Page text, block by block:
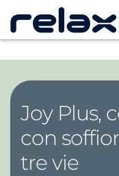
Joy Plus,
con
tre vie